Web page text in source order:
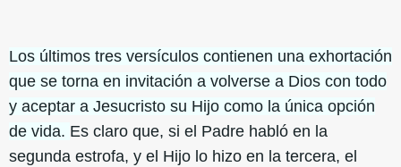
Los últimos tres versículos contienen una exhortación
que se torna en invitación a volverse a Dios con todo
y aceptar a Jesucristo su Hijo como la única opción
de vida. Es claro que, si el Padre habló en la
segunda estrofa, y el Hijo lo hizo en la tercera, el